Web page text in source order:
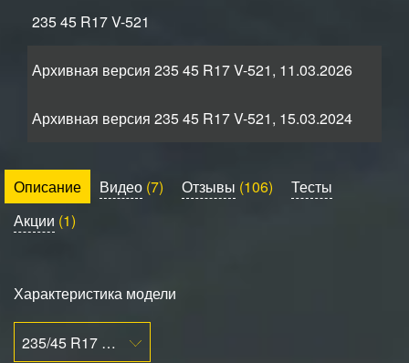
235 45 R17 V-521
Архивная версия 235 45 R17 V-521, 11.03.2026
Архивная версия 235 45 R17 V-521, 15.03.2024
Описание Видео (7) Отзывы (106)
Тесты
Акции (1)
Характеристика модели
235/45 R17 94T